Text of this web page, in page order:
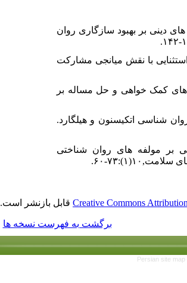
بر آموزه های دینی بر بهبود سازگاری روان
مدارس استثنایی با نقش میانجی مشارکت
اثر بخشی اموزش راهبردهای کمک خواهی و حل مساله بر
باربارا، لافتوس، جفری و لوتز، کریستیل.(۲۰۱۴). زمینه روان شناسی اتکیسنون و هیلگارد.
رفتار درمانی گفتگویی بر مولفه های روان شناختی
۶۰.
Creative Commons قابل بازنشر است.
برگشت به فهرست نسخه ها
Persian site map